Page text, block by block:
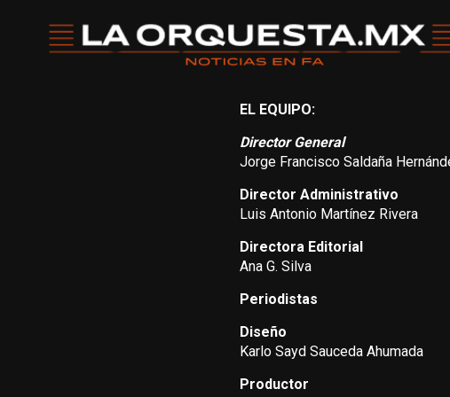
EL EQUIPO:
Director General
Jorge Francisco Saldaña
Director Administrativo
Luis Antonio Martínez Rivera
Directora Editorial
Ana G. Silva
Periodistas
Diseño
Karlo Sayd Sauceda Ahumada
Productor